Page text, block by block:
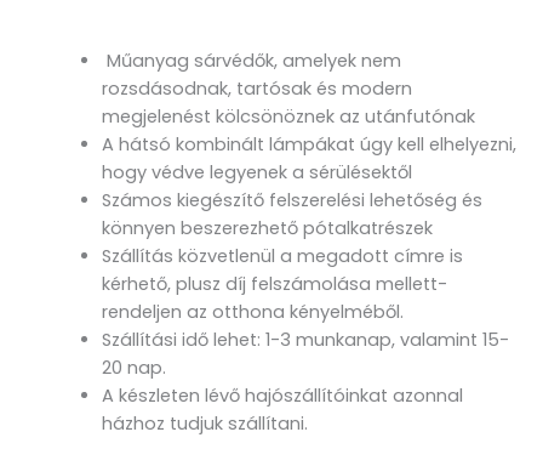
Műanyag sárvédők, amelyek nem
rozsdásodnak, tartósak és modern
megjelenést kölcsönöznek az utánfutónak
A hátsó kombinált lámpákat úgy kell elhelyezni,
hogy védve legyenek a sérülésektől
Számos kiegészítő felszerelési lehetőség és
könnyen beszerezhető pótalkatrészek
Szállítás közvetlenül a megadott címre is
kérhető, plusz díj felszámolása mellett-
rendeljen az otthona kényelméből.
Szállítási idő lehet: 1-3 munkanap, valamint 15-
20 nap.
A készleten lévő hajószállítóinkat azonnal
házhoz tudjuk szállítani.